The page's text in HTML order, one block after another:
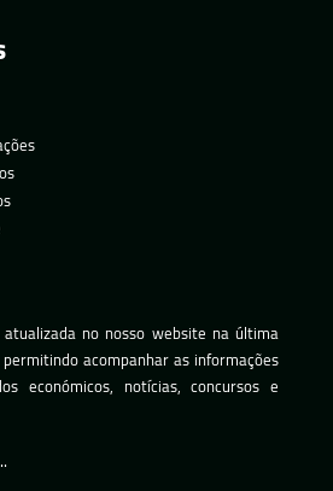
no nosso website na última
acompanhar as informações
económicos, notícias, concursos e